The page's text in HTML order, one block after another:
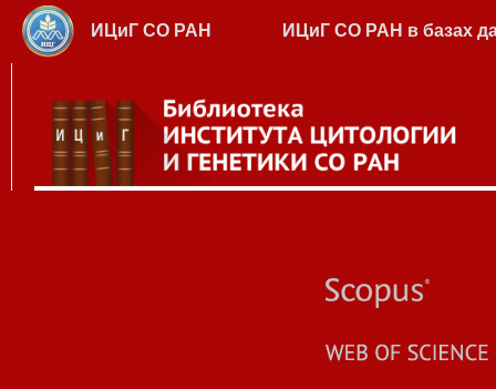
ИЦиГ СО РАН ИЦиГ СО РАН в базах